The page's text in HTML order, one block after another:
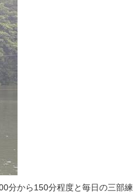
分から150分程度と毎日の三部練